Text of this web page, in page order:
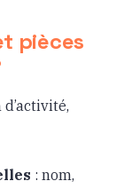
pièces
: nom,